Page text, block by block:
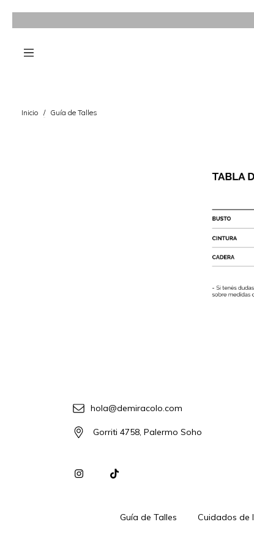
Inicio / Guía de Talles
hola@demiracolo.com
Gorriti 4758, Palermo Soho
Guía de Talles Cuidados de